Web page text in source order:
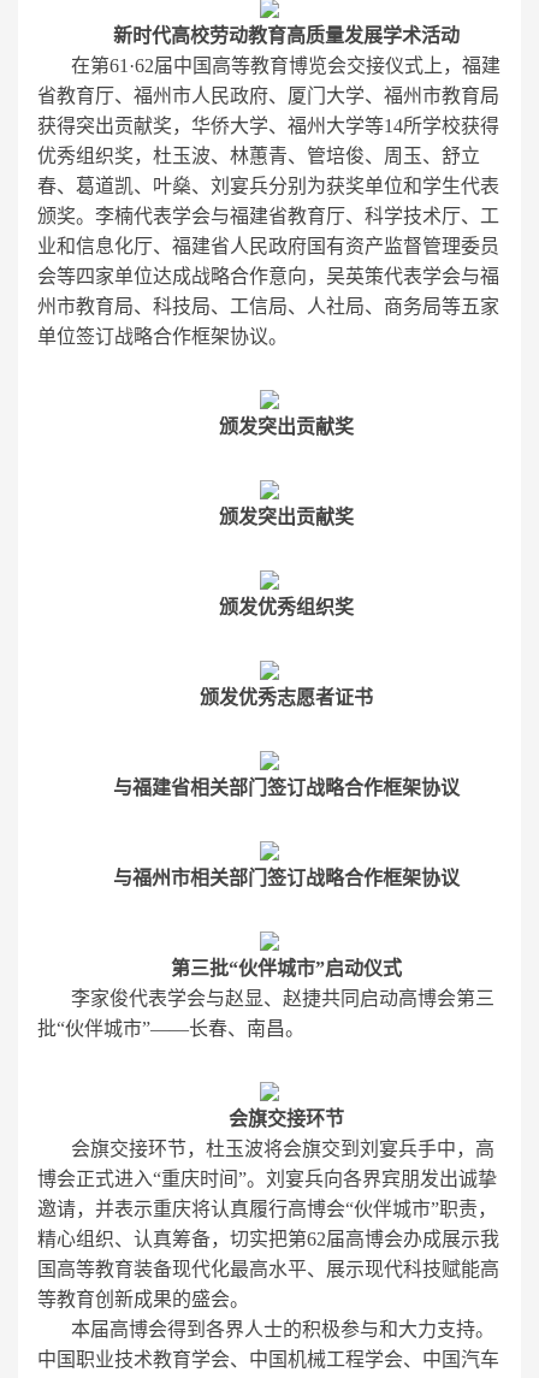
新时代高校劳动教育高质量发展学术活动
在第61·62届中国高等教育博览会交接仪式上，福建
省教育厅、福州市人民政府、厦门大学、福州市教育局
获得突出贡献奖，华侨大学、福州大学等14所学校获得
优秀组织奖，杜玉波、林蕙青、管培俊、周玉、舒立
春、葛道凯、叶燊、刘宴兵分别为获奖单位和学生代表
颁奖。李楠代表学会与福建省教育厅、科学技术厅、工
业和信息化厅、福建省人民政府国有资产监督管理委员
会等四家单位达成战略合作意向，吴英策代表学会与福
州市教育局、科技局、工信局、人社局、商务局等五家
单位签订战略合作框架协议。
颁发突出贡献奖
颁发突出贡献奖
颁发优秀组织奖
颁发优秀志愿者证书
与福建省相关部门签订战略合作框架协议
与福州市相关部门签订战略合作框架协议
第三批“伙伴城市”启动仪式
李家俊代表学会与赵显、赵捷共同启动高博会第三
批“伙伴城市”——长春、南昌。
会旗交接环节
会旗交接环节，杜玉波将会旗交到刘宴兵手中，高
博会正式进入“重庆时间”。刘宴兵向各界宾朋发出诚挚
邀请，并表示重庆将认真履行高博会“伙伴城市”职责，
精心组织、认真筹备，切实把第62届高博会办成展示我
国高等教育装备现代化最高水平、展示现代科技赋能高
等教育创新成果的盛会。
本届高博会得到各界人士的积极参与和大力支持。
中国职业技术教育学会、中国机械工程学会、中国汽车